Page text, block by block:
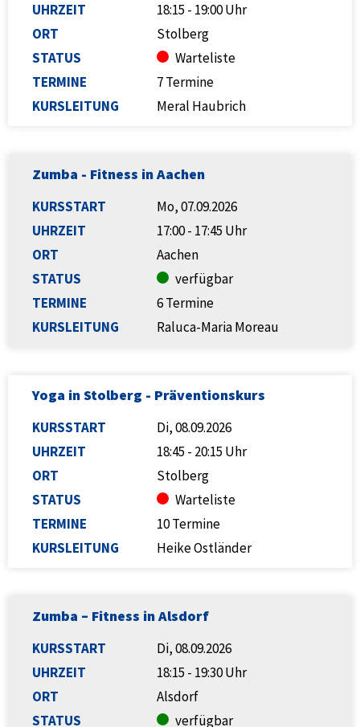
UHRZEIT
ORT
STATUS
TERMINE
KURSLEITUNG
18:15 - 19:00 Uhr
Stolberg
Warteliste
7 Termine
Meral Haubrich
Zumba - Fitness in Aachen
KURSSTART
UHRZEIT
ORT
STATUS
TERMINE
KURSLEITUNG
Mo, 07.09.2026
17:00 - 17:45 Uhr
Aachen
verfügbar
6 Termine
Raluca-Maria Moreau
Yoga in Stolberg - Präventionskurs
KURSSTART
UHRZEIT
ORT
STATUS
TERMINE
KURSLEITUNG
Di, 08.09.2026
18:45 - 20:15 Uhr
Stolberg
Warteliste
10 Termine
Heike Ostländer
Zumba – Fitness in Alsdorf
KURSSTART
UHRZEIT
ORT
STATUS
Di, 08.09.2026
18:15 - 19:30 Uhr
Alsdorf
verfügbar